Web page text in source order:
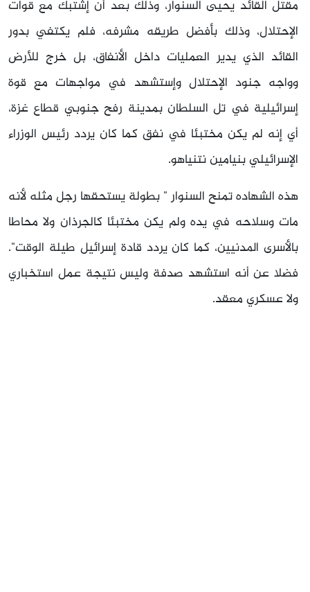
مقتل القائد يحيى السنوار، وذلك بعد أن إشتبك مع قوات
الإحتلال، وذلك بأفضل طريقه مشرفه، فلم يكتفي بدور
القائد الذي يدير العمليات داخل الأنفاق، بل خرج للأرض
وواجه جنود الإحتلال وإستشهد في مواجهات مع قوة
إسرائيلية في تل السلطان بمدينة رفح جنوبي قطاع غزة،
أي إنه لم يكن مختبئا في نفق كما كان يردد رئيس الوزراء
الإسرائيلي بنيامين نتنياهو.
هذه الشهاده تمنح السنوار " بطولة يستحقها رجل مثله لأنه
مات وسلاحه في يده ولم يكن مختبئا كالجرذان ولا محاطا
بالأسرى المدنيين، كما كان يردد قادة إسرائيل طيلة الوقت".
فضلا عن أنه استشهد صدفة وليس نتيجة عمل استخباري
ولا عسكري معقد.